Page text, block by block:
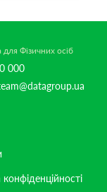
для Фізичних осіб
000
конфіденційності